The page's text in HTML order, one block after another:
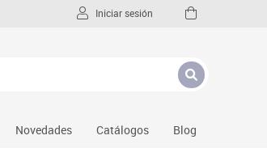
Iniciar sesión
Novedades Catálogos Blog